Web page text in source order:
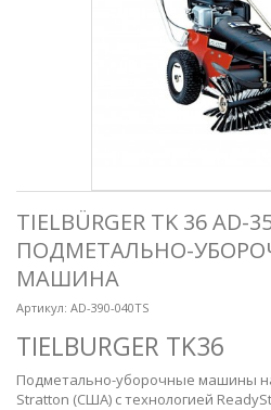
TIELBÜRGER TK 36 AD-
ПОДМЕТАЛЬНО-
МАШИНА
Артикул: AD-390-040TS
TIELBURGER TK36
Подметально-уборочные машины
Stratton (США) с технологией